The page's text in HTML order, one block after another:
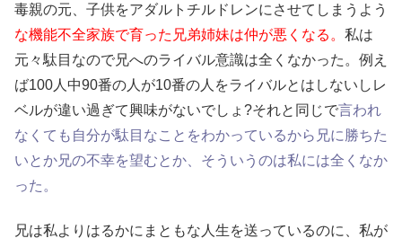
毒親の元、子供をアダルトチルドレンにさせてしまうよう
な機能不全家族で育った兄弟姉妹は仲が悪くなる。 私は
元々駄目なので兄へのライバル意識は全くなかった。例え
ば100人中90番の人が10番の人をライバルとはしないしレ
ベルが違い過ぎて興味がないでしょ?それと同じで言われ
なくても自分が駄目なことをわかっているから兄に勝ちた
いとか兄の不幸を望むとか、そういうのは私には全くなか
った。
兄は私よりはるかにまともな人生を送っているのに、私が